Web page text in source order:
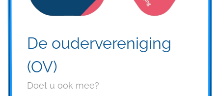
De oudervereniging
(OV)
Doet u ook mee?